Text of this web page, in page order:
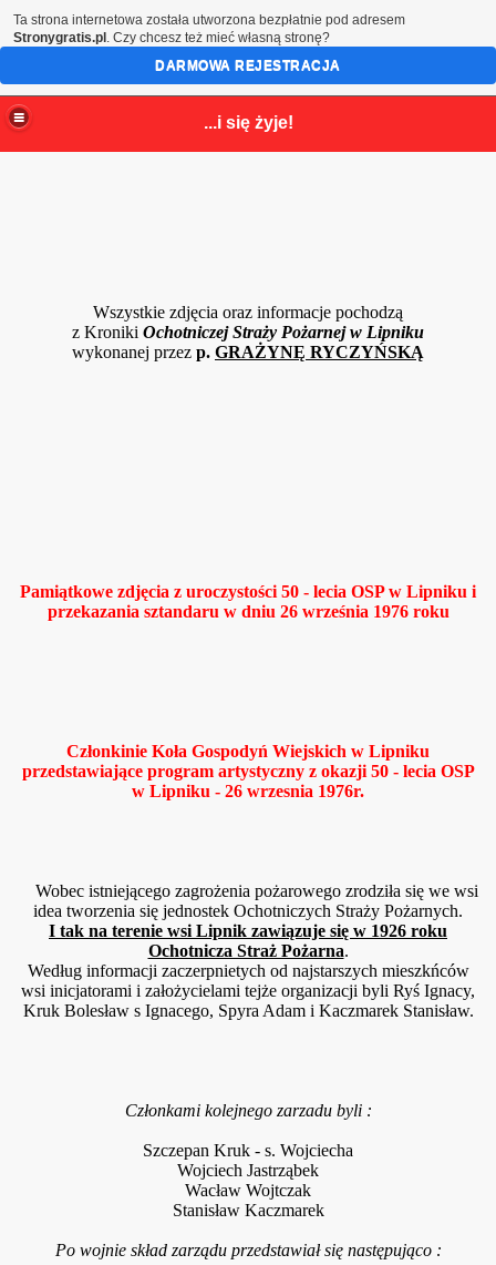
...i się żyje!
Wszystkie zdjęcia oraz informacje pochodzą
z Kroniki Ochotniczej Straży Pożarnej w Lipniku
wykonanej przez p. GRAŻYNĘ RYCZYŃSKĄ
Pamiątkowe zdjęcia z uroczystości 50 - lecia OSP w Lipniku i
przekazania sztandaru w dniu 26 września 1976 roku
Członkinie Koła Gospodyń Wiejskich w Lipniku
przedstawiające program artystyczny z okazji 50 - lecia OSP
w Lipniku - 26 wrzesnia 1976r.
Wobec istniejącego zagrożenia pożarowego zrodziła się we wsi
idea tworzenia się jednostek Ochotniczych Straży Pożarnych.
I tak na terenie wsi Lipnik zawiązuje się w 1926 roku
Ochotnicza Straż Pożarna.
Według informacji zaczerpnietych od najstarszych mieszkńców
wsi inicjatorami i założycielami tejże organizacji byli Ryś Ignacy,
Kruk Bolesław s Ignacego, Spyra Adam i Kaczmarek Stanisław.
Członkami kolejnego zarzadu byli :
Szczepan Kruk - s. Wojciecha
Wojciech Jastrząbek
Wacław Wojtczak
Stanisław Kaczmarek
Po wojnie skład zarządu przedstawiał się następująco :
Ta strona internetowa została utworzona bezpłatnie pod adresem
Stronygratis.pl . Czy chcesz też mieć własną stronę?
DARMOWA REJESTRACJA